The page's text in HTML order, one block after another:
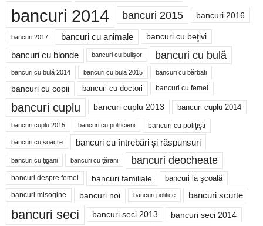
bancuri 2014 bancuri 2015 bancuri 2016
bancuri 2017 bancuri cu animale bancuri cu beţivi
bancuri cu blonde bancuri cu bulişor bancuri cu bulă
bancuri cu bulă 2014 bancuri cu bulă 2015 bancuri cu bărbaţi
bancuri cu copii bancuri cu doctori bancuri cu femei
bancuri cuplu bancuri cuplu 2013 bancuri cuplu 2014
bancuri cuplu 2015 bancuri cu politicieni bancuri cu poliţişti
bancuri cu soacre bancuri cu întrebări şi răspunsuri
bancuri cu ţigani bancuri cu ţărani bancuri deocheate
bancuri despre femei bancuri familiale bancuri la şcoală
bancuri misogine bancuri noi bancuri politice bancuri scurte
bancuri seci bancuri seci 2013 bancuri seci 2014